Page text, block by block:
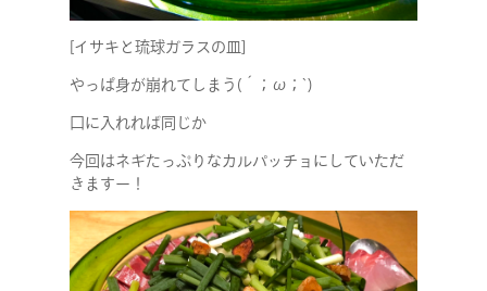
[イサキと琉球ガラスの皿]
やっぱ身が崩れてしまう(´；ω；`)
口に入れれば同じか
今回はネギたっぷりなカルパッチョにしていただ
きますー！